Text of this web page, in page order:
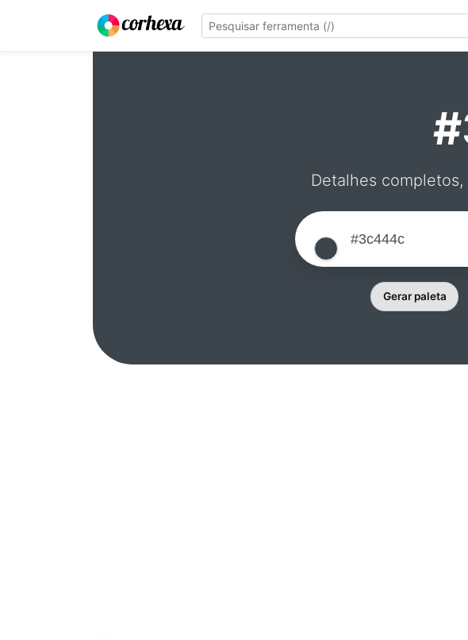
Detalhes
Gerar paleta